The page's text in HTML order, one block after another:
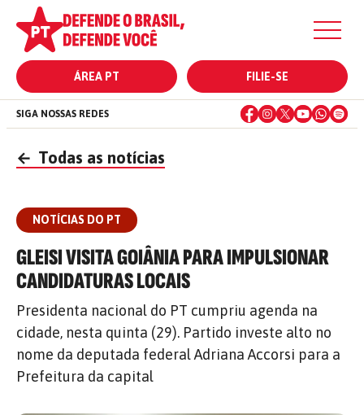
ÁREA PT FILIE-SE
SIGA NOSSAS REDES
← Todas as notícias
NOTÍCIAS DO PT
GLEISI VISITA GOIÂNIA PARA IMPULSIONAR
CANDIDATURAS LOCAIS
Presidenta nacional do PT cumpriu agenda na
cidade, nesta quinta (29). Partido investe alto no
nome da deputada federal Adriana Accorsi para a
Prefeitura da capital